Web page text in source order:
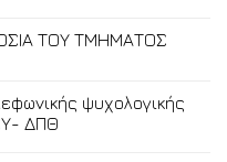
ΤΟΥ ΤΜΗΜΑΤΟΣ
ψυχολογικής
ΔΠΘ